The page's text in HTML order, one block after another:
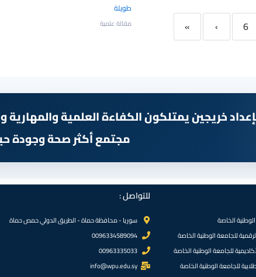
6
›
»
طويلة
مقالة علمية
خريجين يمتلكون الكفاءة العلمية
مجتمع أكثر صحة وجودة
الخاصة
للجامعة الوطنية الخاصة
للجامعة الوطنية الخاصة
للجامعة الوطنية الخاصة
للتواصل :
سوريا - محافظة حماة - الطريق الدولي حمص حماة
0096334589094
00963335033
info@wpu.edu.sy